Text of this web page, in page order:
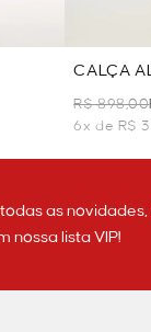
CALÇA
R$ 898,00
6x de R$
as
nossa lista VIP!